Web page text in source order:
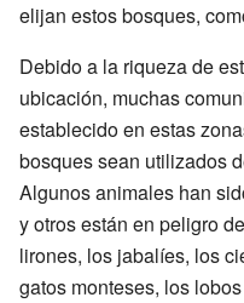
elijan estos bosques,
Debido a la riqueza de
ubicación, muchas
establecido en estas
bosques sean utilizados
Algunos animales han
y otros están en peligro
lirones, los jabalíes, los
gatos monteses, los